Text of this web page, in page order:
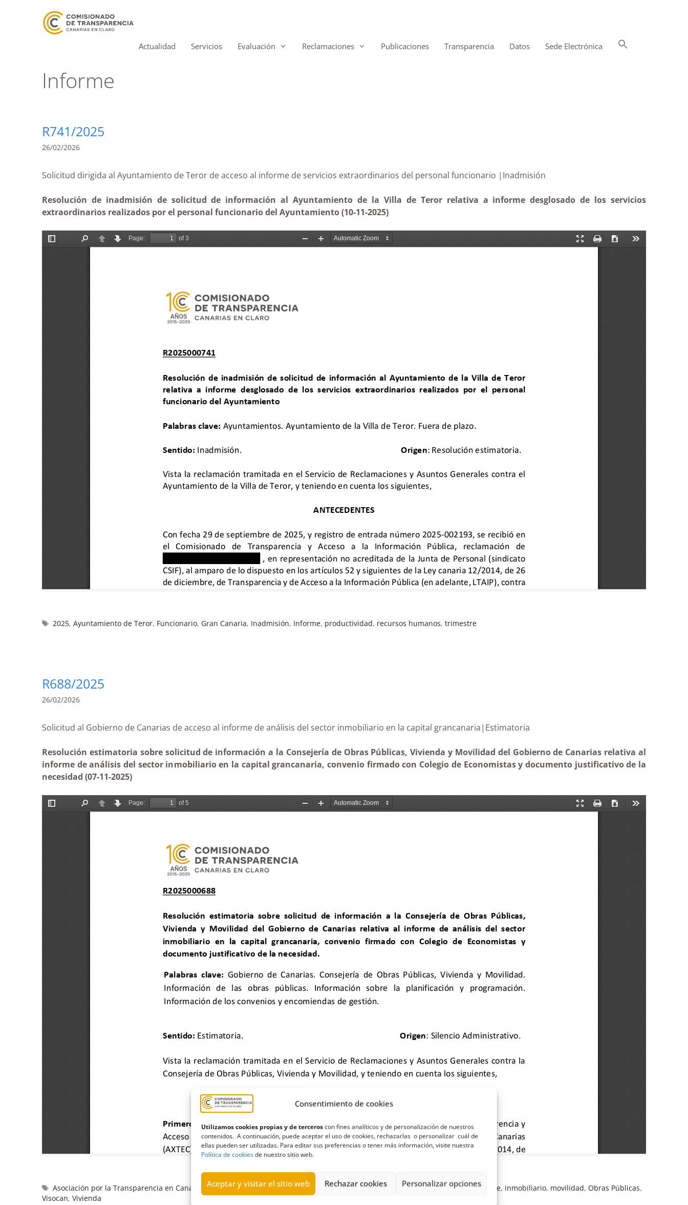
Consentimiento de cookies
Utilizamos cookies propias y de terceroscon fines analíticos y de personalización de nuestros
contenidos. A continuación, puede aceptar el uso de cookies, rechazarlas o personalizar cuál de
ellas pueden ser utilizadas. Para editar sus preferencias o tener más información, visite nuestra
Política de cookiesde nuestro sitio web.
Aceptar y visitar el sitio web Rechazar cookies Personalizar opciones
Actualidad Servicios Evaluación Reclamaciones Publicaciones Transparencia Datos Sede Electrónica
Informe
R741/2025
26/02/2026
Solicitud dirigida al Ayuntamiento de Teror de acceso al informe de servicios extraordinarios del personal funcionario |Inadmisión
Resolución de inadmisión de solicitud de información al Ayuntamiento de la Villa de Teror relativa a informe desglosado de los servicios
extraordinarios realizados por el personal funcionario del Ayuntamiento (10-11-2025)
2025,Ayuntamiento de Teror, Funcionario, Gran Canaria, Inadmisión, Informe, productividad, recursos humanos,trimestre
R688/2025
26/02/2026
Solicitud al Gobierno de Canarias de acceso al informe de análisis del sector inmobiliario en la capital grancanaria|Estimatoria
Resolución estimatoria sobre solicitud de información a la Consejería de Obras Públicas, Vivienda y Movilidad del Gobierno de Canarias relativa al
informe de análisis del sector inmobiliario en la capital grancanaria, convenio firmado con Colegio de Economistas y documento justificativo de la
necesidad (07-11-2025)
Asociación por la Transparencia en Canarias ,capital, colegio, consejería,economistas,Estimatoria Gobierno de Canarias,Informe, inmobiliario, movilidad,Obras Públicas,
Visocan, Vivienda